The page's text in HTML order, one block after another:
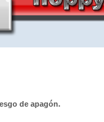
de apagón.